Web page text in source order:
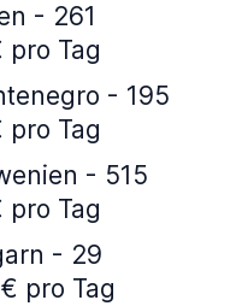
- 261
Tag
- 195
Tag
- 515
Tag
- 29
pro Tag